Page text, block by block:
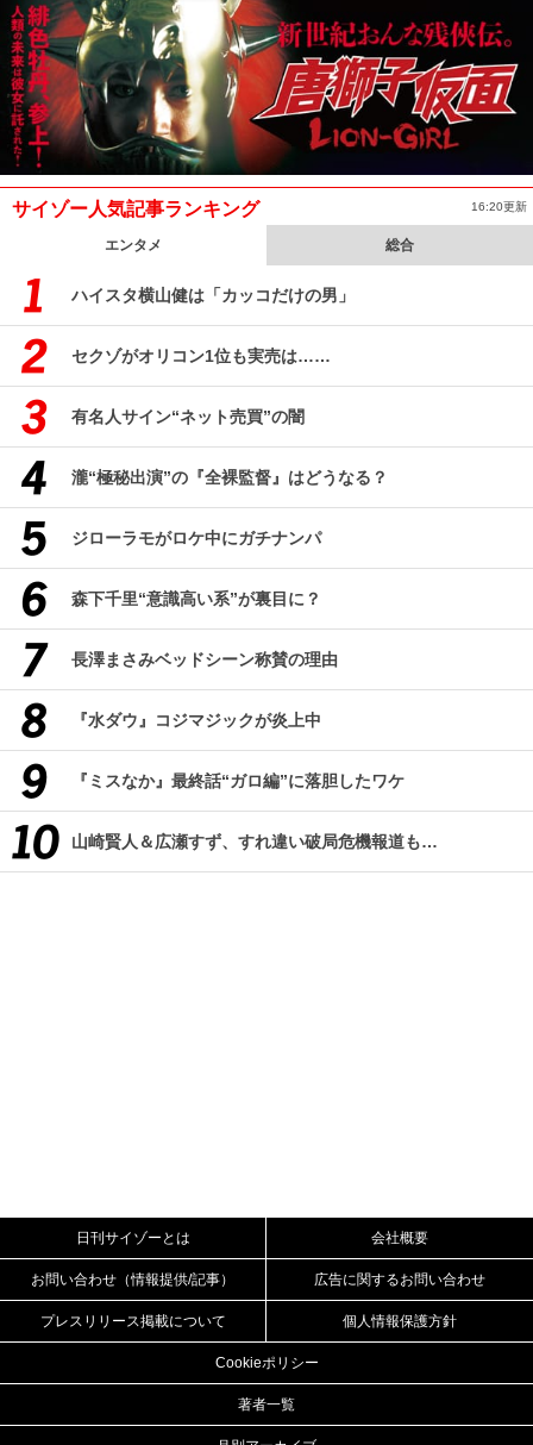
サイゾー人気記事ランキング 16:20更新
エンタメ 総合
ハイスタ横山健は「カッコだけの男」
セクゾがオリコン1位も実売は……
有名人サイン“ネット売買”の闇
瀧“極秘出演”の『全裸監督』はどうなる？
ジローラモがロケ中にガチナンパ
森下千里“意識高い系”が裏目に？
長澤まさみベッドシーン称賛の理由
『水ダウ』コジマジックが炎上中
『ミスなか』最終話“ガロ編”に落胆したワケ
山崎賢人＆広瀬すず、すれ違い破局危機報道も…
日刊サイゾーとは 会社概要
お問い合わせ（情報提供/記事） 広告に関するお問い合わせ
プレスリリース掲載について 個人情報保護方針
Cookieポリシー
著者一覧